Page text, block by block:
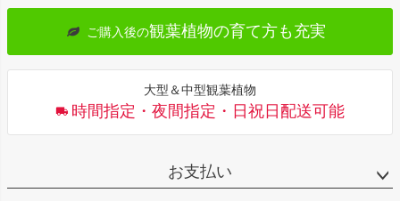
ご購入後の観葉植物の育て方も充実
大型＆中型観葉植物
時間指定・夜間指定・日祝日配送可能
お支払い